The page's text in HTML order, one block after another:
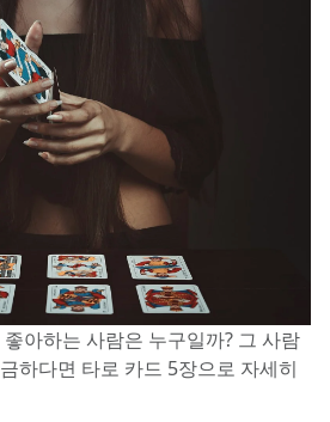
아하는 사람은 누구일까? 그 사람
하다면 타로 카드 5장으로 자세히